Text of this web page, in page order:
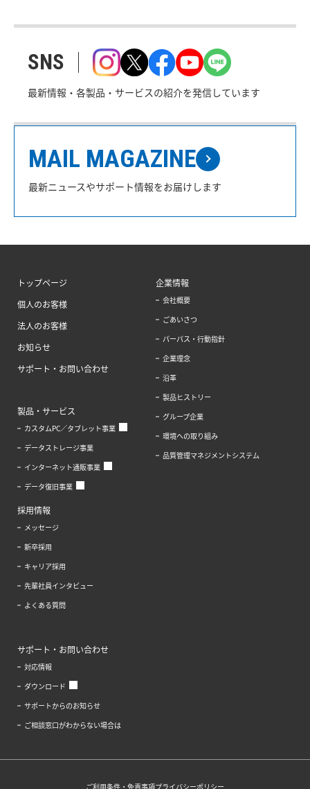
SNS
最新情報・各製品・サービスの紹介を発信しています
MAIL MAGAZINE
最新ニュースやサポート情報をお届けします
トップページ
個人のお客様
法人のお客様
お知らせ
サポート・お問い合わせ
製品・サービス
カスタムPC／タブレット事業
データストレージ事業
インターネット通販事業
データ復旧事業
企業情報
会社概要
ごあいさつ
パーパス・行動指針
企業理念
沿革
製品ヒストリー
グループ企業
環境への取り組み
品質管理マネジメントシステム
採用情報
メッセージ
新卒採用
キャリア採用
先輩社員インタビュー
よくある質問
サポート・お問い合わせ
対応情報
ダウンロード
サポートからのお知らせ
ご相談窓口がわからない場合は
ご利用条件・免責事項プライバシーポリシー